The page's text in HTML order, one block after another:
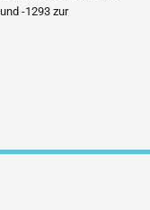
-1293 zur